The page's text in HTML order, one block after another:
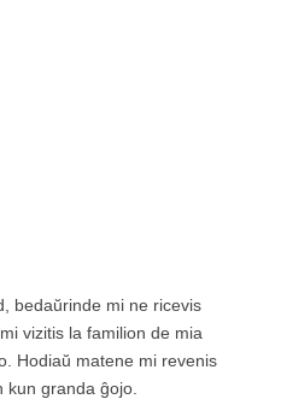
bedaŭrinde mi ne ricevis
vizitis la familion de mia
Hodiaŭ matene mi revenis
kun granda ĝojo.